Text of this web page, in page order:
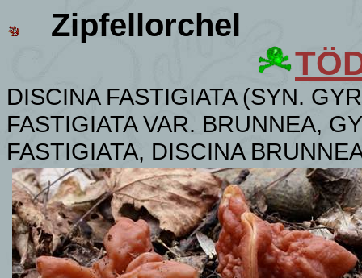
Zipfellorchel
DISCINA FASTIGIATA (SYN.
FASTIGIATA VAR. BRUNNEA,
FASTIGIATA, DISCINA